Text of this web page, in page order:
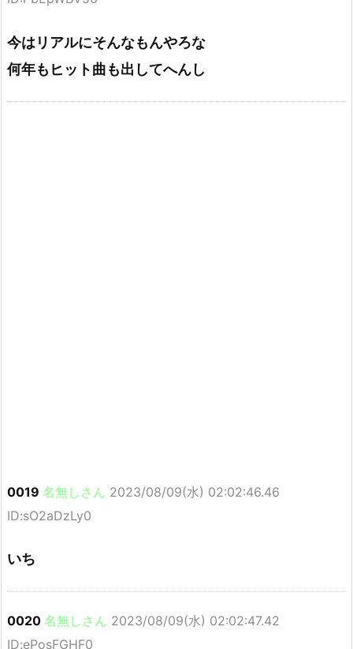
今はリアルにそんなもんやろな
何年もヒット曲も出してへんし
0019 名無しさん 2023/08/09(水) 02:02:46.46
ID:sO2aDzLy0
いち
0020 名無しさん 2023/08/09(水) 02:02:47.42
ID:ePosFGHF0